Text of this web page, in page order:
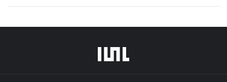
フッターメニュー